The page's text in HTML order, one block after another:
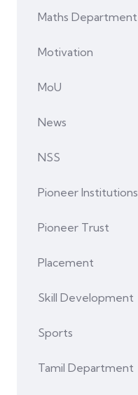
Maths Department
Motivation
MoU
News
NSS
Pioneer Institutions
Pioneer Trust
Placement
Skill Development
Sports
Tamil Department